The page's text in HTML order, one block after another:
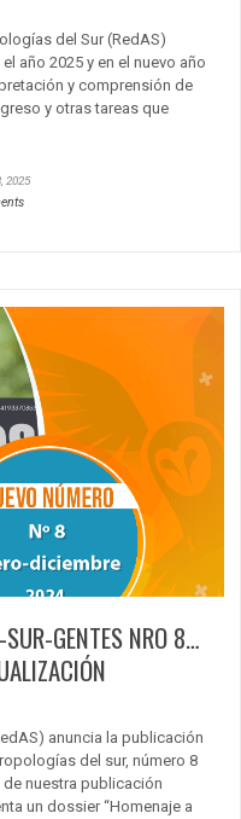
del Sur (RedAS)
año 2025 y en el nuevo año
y comprensión de
y otras tareas que
2025
GENTES NRO 8…
anuncia la publicación
del sur, número 8
de nuestra publicación
un dossier “Homenaje a